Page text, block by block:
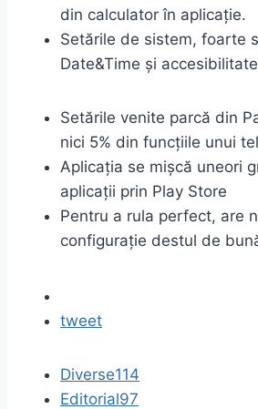
din calculator în aplicație.
Setările de sistem, foarte
Date&Time și
Setările venite parcă din
nici 5% din funcțiile unui
Aplicația se mișcă uneori
aplicații prin Play Store
Pentru a rula perfect, are
configurație destul de
tweet
Diverse114
Editorial97